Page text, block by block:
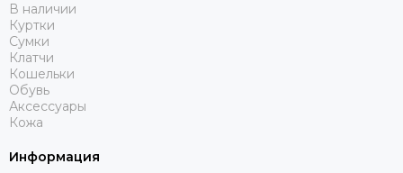
В наличии
Куртки
Сумки
Клатчи
Кошельки
Обувь
Аксессуары
Кожа
Информация